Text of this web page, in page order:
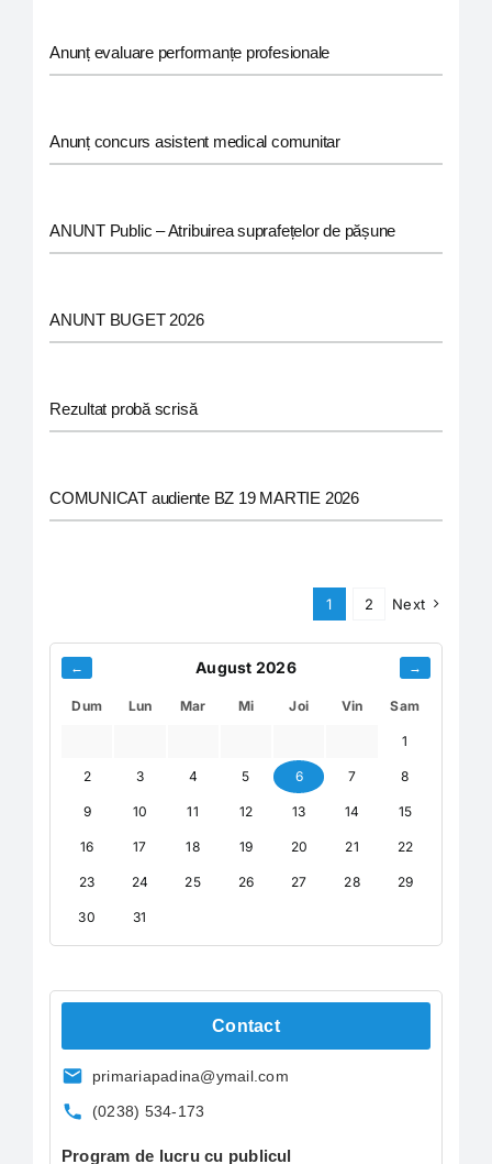
Anunț evaluare performanțe profesionale
Anunț concurs asistent medical comunitar
ANUNT Public – Atribuirea suprafețelor de pășune
ANUNT BUGET 2026
Rezultat probă scrisă
COMUNICAT audiente BZ 19 MARTIE 2026
1 2 Next
← August 2026 →
Dum Lun Mar Mi Joi Vin Sam
1
2 3 4 5 6 7 8
9 10 11 12 13 14 15
16 17 18 19 20 21 22
23 24 25 26 27 28 29
30 31
Contact
primariapadina@ymail.com
(0238) 534-173
Program de lucru cu publicul